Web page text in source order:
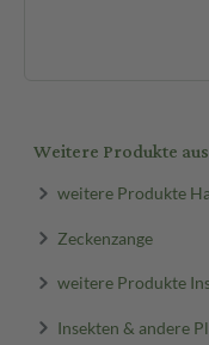
Weitere Produkte
weitere Produkte
Zeckenzange
weitere Produkte
Insekten & andere